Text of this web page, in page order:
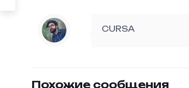
CURSA
Похожие сообщения